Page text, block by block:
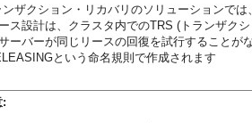
ザクション・リカバリのソリューションで
ス設計は、クラスタ内でのTRS (トランザク
ーバーが同じリースの回復を試行すること
という命名規則で作成されます
: